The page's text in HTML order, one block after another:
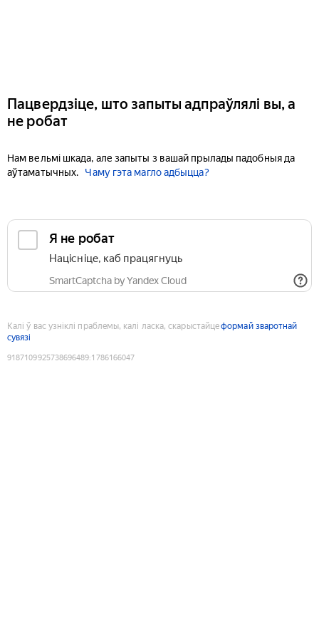
Пацвердзіце, што запыты адпраўлялі вы, а
не робат
Нам вельмі шкада, але запыты з вашай прылады падобныя да
аўтаматычных.
Чаму гэта магло адбыцца?
Я не робат
Націсніце, каб працягнуць
SmartCaptcha by Yandex Cloud
Калі ў вас узніклі праблемы, калі ласка, скарыстайцеформай зваротнай
сувязі
9187109925738696489:1786166047